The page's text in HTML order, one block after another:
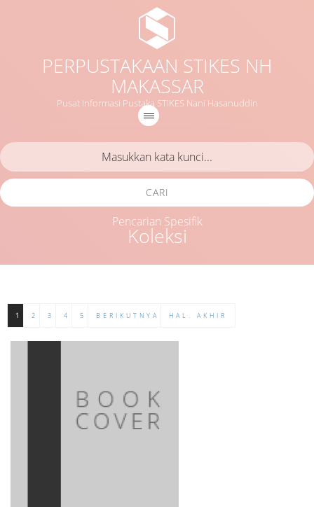
PERPUSTAKAAN STIKES NH
MAKASSAR
Pusat Informasi Pustaka STIKES Nani Hasanuddin
Koleksi
CARI
Pencarian Spesifik
1 2 3 4 5 BERIKUTNYA HAL. AKHIR